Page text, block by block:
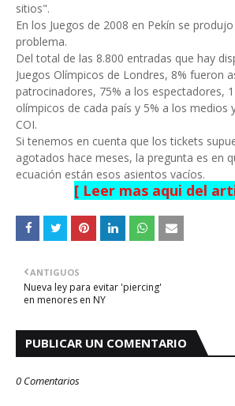
sitios".
En los Juegos de 2008 en Pekín se
problema.
Del total de las 8.800 entradas que hay
Juegos Olímpicos de Londres, 8% fueron
patrocinadores, 75% a los espectadores,
olímpicos de cada país y 5% a los medios
COI.
Si tenemos en cuenta que los tickets
agotados hace meses, la pregunta es en
ecuación están esos asientos vacíos.
[ Leer mas aqui del
ANTIGUOS
Nueva ley para evitar 'piercing'
en menores en NY
PUBLICAR UN COMENTARIO
0 Comentarios